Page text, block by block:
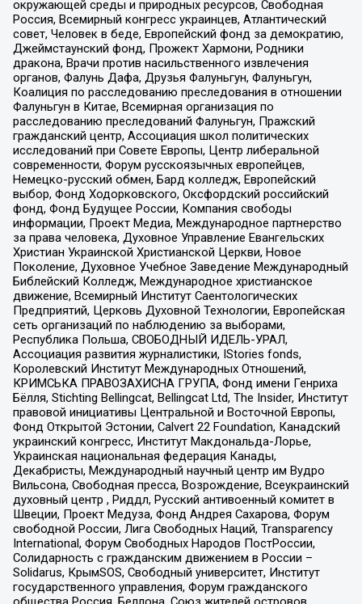
окружающей среды и природных ресурсов, Свободная
Россия, Всемирный конгресс украинцев, Атлантический
совет, Человек в беде, Европейский фонд за демократию,
Джеймстаунский фонд, Прожект Хармони, Родники
дракона, Врачи против насильственного извлечения
органов, Фалунь Дафа, Друзья Фалуньгун, Фалуньгун,
Коалиция по расследованию преследования в отношении
Фалуньгун в Китае, Всемирная организация по
расследованию преследований Фалуньгун, Пражский
гражданский центр, Ассоциация школ политических
исследований при Совете Европы, Центр либеральной
современности, Форум русскоязычных европейцев,
Немецко-русский обмен, Бард колледж, Европейский
выбор, Фонд Ходорковского, Оксфордский российский
фонд, Фонд Будущее России, Компания свободы
информации, Проект Медиа, Международное партнерство
за права человека, Духовное Управление Евангельских
Христиан Украинской Христианской Церкви, Новое
Поколение, Духовное Учебное Заведение Международный
Библейский Колледж, Международное христианское
движение, Всемирный Институт Саентологических
Предприятий, Церковь Духовной Технологии, Европейская
сеть организаций по наблюдению за выборами,
Республика Польша, СВОБОДНЫЙ ИДЕЛЬ-УРАЛ,
Ассоциация развития журналистики, IStories fonds,
Королевский Институт Международных Отношений,
КРИМСЬКА ПРАВОЗАХИСНА ГРУПА, Фонд имени Генриха
Бёлля, Stichting Bellingcat, Bellingcat Ltd, The Insider, Институт
правовой инициативы Центральной и Восточной Европы,
Фонд Открытой Эстонии, Calvert 22 Foundation, Канадский
украинский конгресс, Институт Макдональда-Лорье,
Украинская национальная федерация Канады,
Декабристы, Международный научный центр им Вудро
Вильсона, Свободная пресса, Возрождение, Всеукраинский
духовный центр , Риддл, Русский антивоенный комитет в
Швеции, Проект Медуза, Фонд Андрея Сахарова, Форум
свободной России, Лига Свободных Наций, Transparеncy
International, Форум Свободных Народов ПостРоссии,
Солидарность с гражданским движением в России –
Solidarus, КрымSOS, Свободный университет, Институт
государственного управления, Форум гражданского